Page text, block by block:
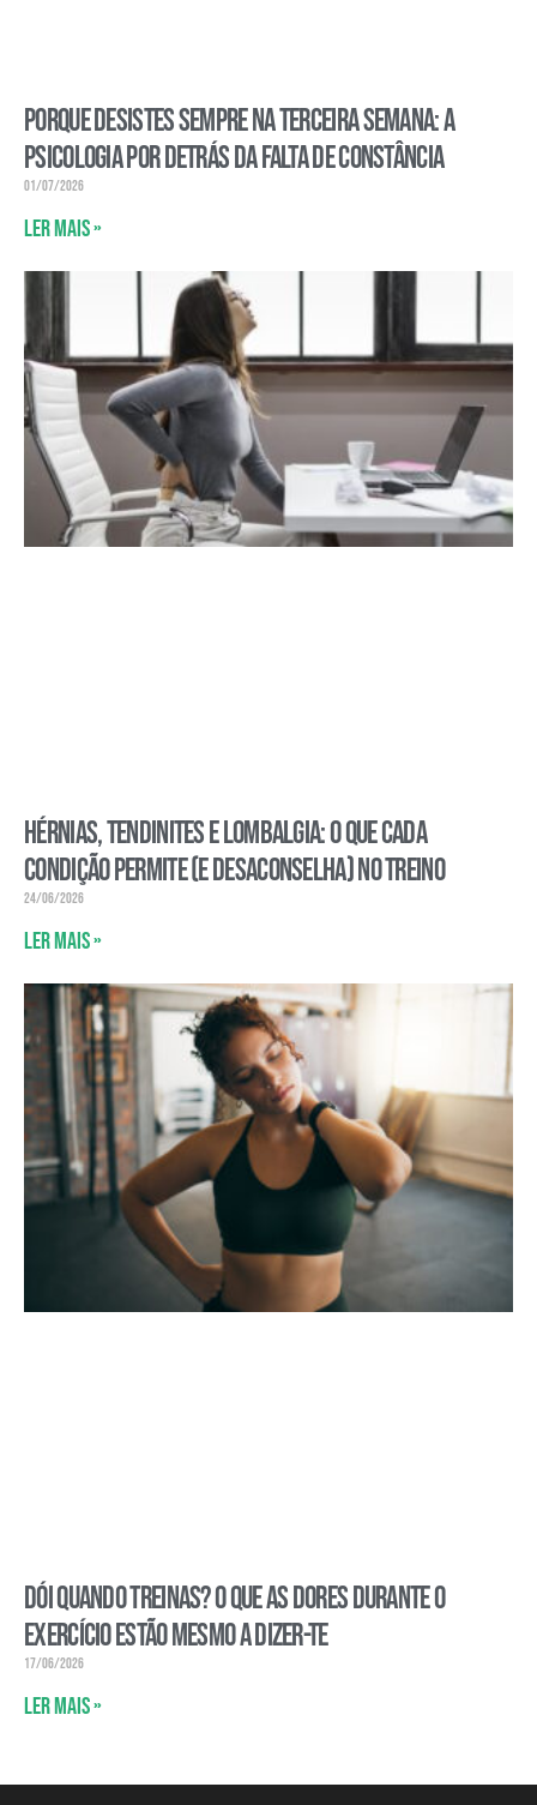
Porque desistes sempre na terceira semana: a
psicologia por detrás da falta de constância
01/07/2026
Ler mais »
Hérnias, tendinites e lombalgia: o que cada
condição permite (e desaconselha) no treino
24/06/2026
Ler mais »
Dói quando treinas? O que as dores durante o
exercício estão mesmo a dizer-te
17/06/2026
Ler mais »